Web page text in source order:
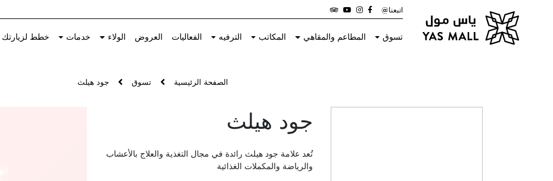
اتبعنا@
تسوق المطاعم والمقاهي المكاتب الترفيه الفعاليات العروض الولاء خدمات خطط لزيارتك
الصفحة الرئيسية تسوق جود هيلث
جود هيلث
تُعد علامة جود هيلث رائدة في مجال التغذية والعلاج بالأعشاب
والرياضة والمكملات الغذائية